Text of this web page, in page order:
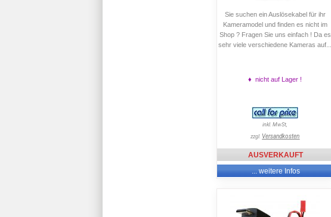
Sie suchen ein Auslösekabel für ihr
Kameramodel und finden es nicht im
Shop ? Fragen Sie uns einfach ! Da es
sehr viele verschiedene Kameras auf...
♦ nicht auf Lager !
inkl. MwSt,
zzgl. Versandkosten
AUSVERKAUFT
... weitere Infos